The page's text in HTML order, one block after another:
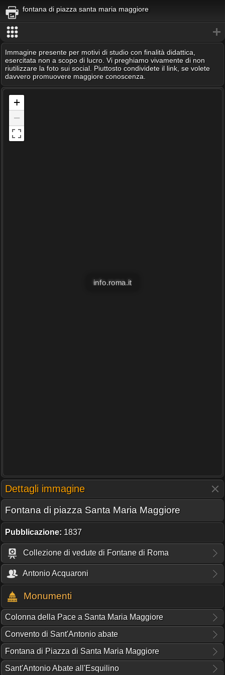
fontana di piazza santa maria maggiore
Immagine presente per motivi di studio con finalità didattica,
esercitata non a scopo di lucro. Vi preghiamo vivamente di non
riutilizzare la foto sui social. Piuttosto condividete il link, se volete
davvero promuovere maggiore conoscenza.
+
−
info.roma.it
Dettagli immagine
Fontana di piazza Santa Maria Maggiore
Pubblicazione: 1837
Collezione di vedute di Fontane di Roma
Antonio Acquaroni
Monumenti
Colonna della Pace a Santa Maria Maggiore
Convento di Sant'Antonio abate
Fontana di Piazza di Santa Maria Maggiore
Sant'Antonio Abate all'Esquilino